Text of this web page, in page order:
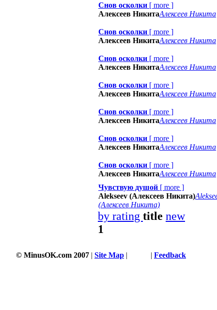
Снов осколки [ more ]
Алексеев НикитаАлексеев Никита
Снов осколки [ more ]
Алексеев НикитаАлексеев Никита
Снов осколки [ more ]
Алексеев НикитаАлексеев Никита
Снов осколки [ more ]
Алексеев НикитаАлексеев Никита
Снов осколки [ more ]
Алексеев НикитаАлексеев Никита
Снов осколки [ more ]
Алексеев НикитаАлексеев Никита
Снов осколки [ more ]
Алексеев НикитаАлексеев Никита
Чувствую душой [ more ]
Alekseev (Алексеев Никита)
(Алексеев Никита)
by rating title new
1
© MinusOK.com 2007 | Site Map | | Feedback